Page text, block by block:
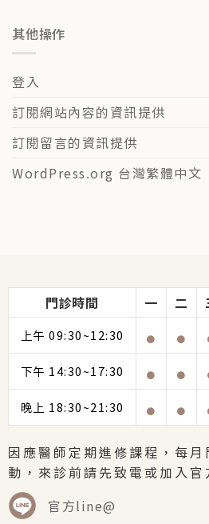
其他操作
登入
訂閱網站內容的資訊提供
訂閱留言的資訊提供
WordPress.org 台灣繁體中文
因應醫師定期進修課程，每
動，來診前請先致電或加入
官方line@
門診時間 一 二
上午 09:30~12:30
下午 14:30~17:30
晚上 18:30~21:30